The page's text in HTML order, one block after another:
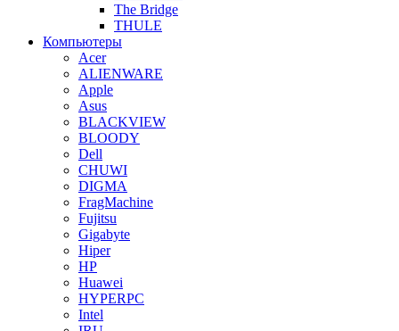
The Bridge
THULE
Компьютеры
Acer
ALIENWARE
Apple
Asus
BLACKVIEW
BLOODY
Dell
CHUWI
DIGMA
FragMachine
Fujitsu
Gigabyte
Hiper
HP
Huawei
HYPERPC
Intel